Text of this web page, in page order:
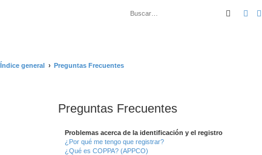
Buscar
Índice general Preguntas Frecuentes
Preguntas Frecuentes
Problemas acerca de la identificación y el registro
¿Por qué me tengo que registrar?
¿Qué es COPPA? (APPCO)